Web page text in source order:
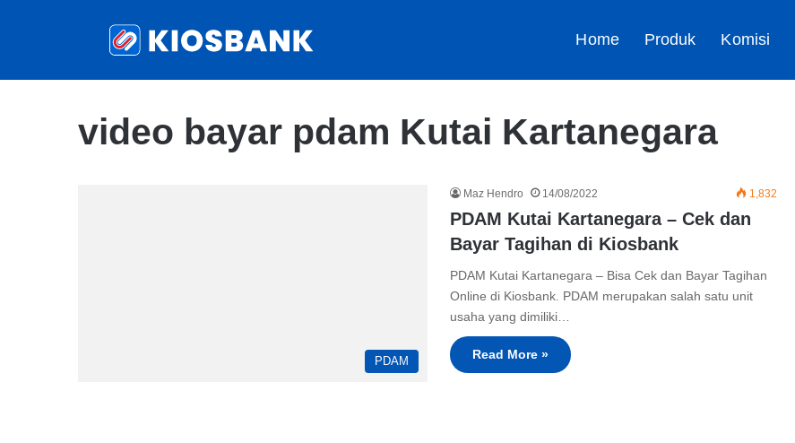
Home Produk Komisi
video bayar pdam Kutai Kartanegara
PDAM
Maz Hendro 14/08/2022 1,832
PDAM Kutai Kartanegara – Cek dan
Bayar Tagihan di Kiosbank
PDAM Kutai Kartanegara – Bisa Cek dan Bayar Tagihan
Online di Kiosbank. PDAM merupakan salah satu unit
usaha yang dimiliki…
Read More »